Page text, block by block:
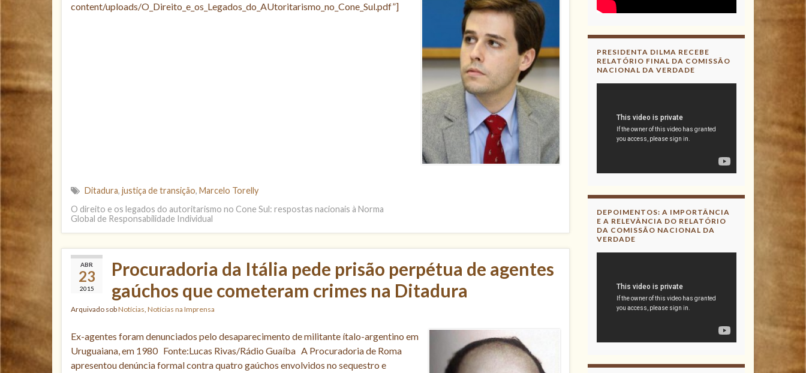
content/uploads/O_Direito_e_os_Legados_do_AUtoritarismo_no_Cone_Sul.pdf”]
Ditadura, justiça de transição, Marcelo Torelly
O direito e os legados do autoritarismo no Cone Sul: respostas nacionais à Norma
Global de Responsabilidade Individual
ABR
23
2015
Procuradoria da Itália pede prisão perpétua de agentes
gaúchos que cometeram crimes na Ditadura
Arquivado sobNotícias, Notícias na Imprensa
Ex-agentes foram denunciados pelo desaparecimento de militante ítalo-argentino em
Uruguaiana, em 1980 Fonte:Lucas Rivas/Rádio Guaíba A Procuradoria de Roma
apresentou denúncia formal contra quatro gaúchos envolvidos no sequestro e
PRESIDENTA DILMA RECEBE
RELATÓRIO FINAL DA COMISSÃO
NACIONAL DA VERDADE
DEPOIMENTOS: A IMPORTÂNCIA
E A RELEVÂNCIA DO RELATÓRIO
DA COMISSÃO NACIONAL DA
VERDADE